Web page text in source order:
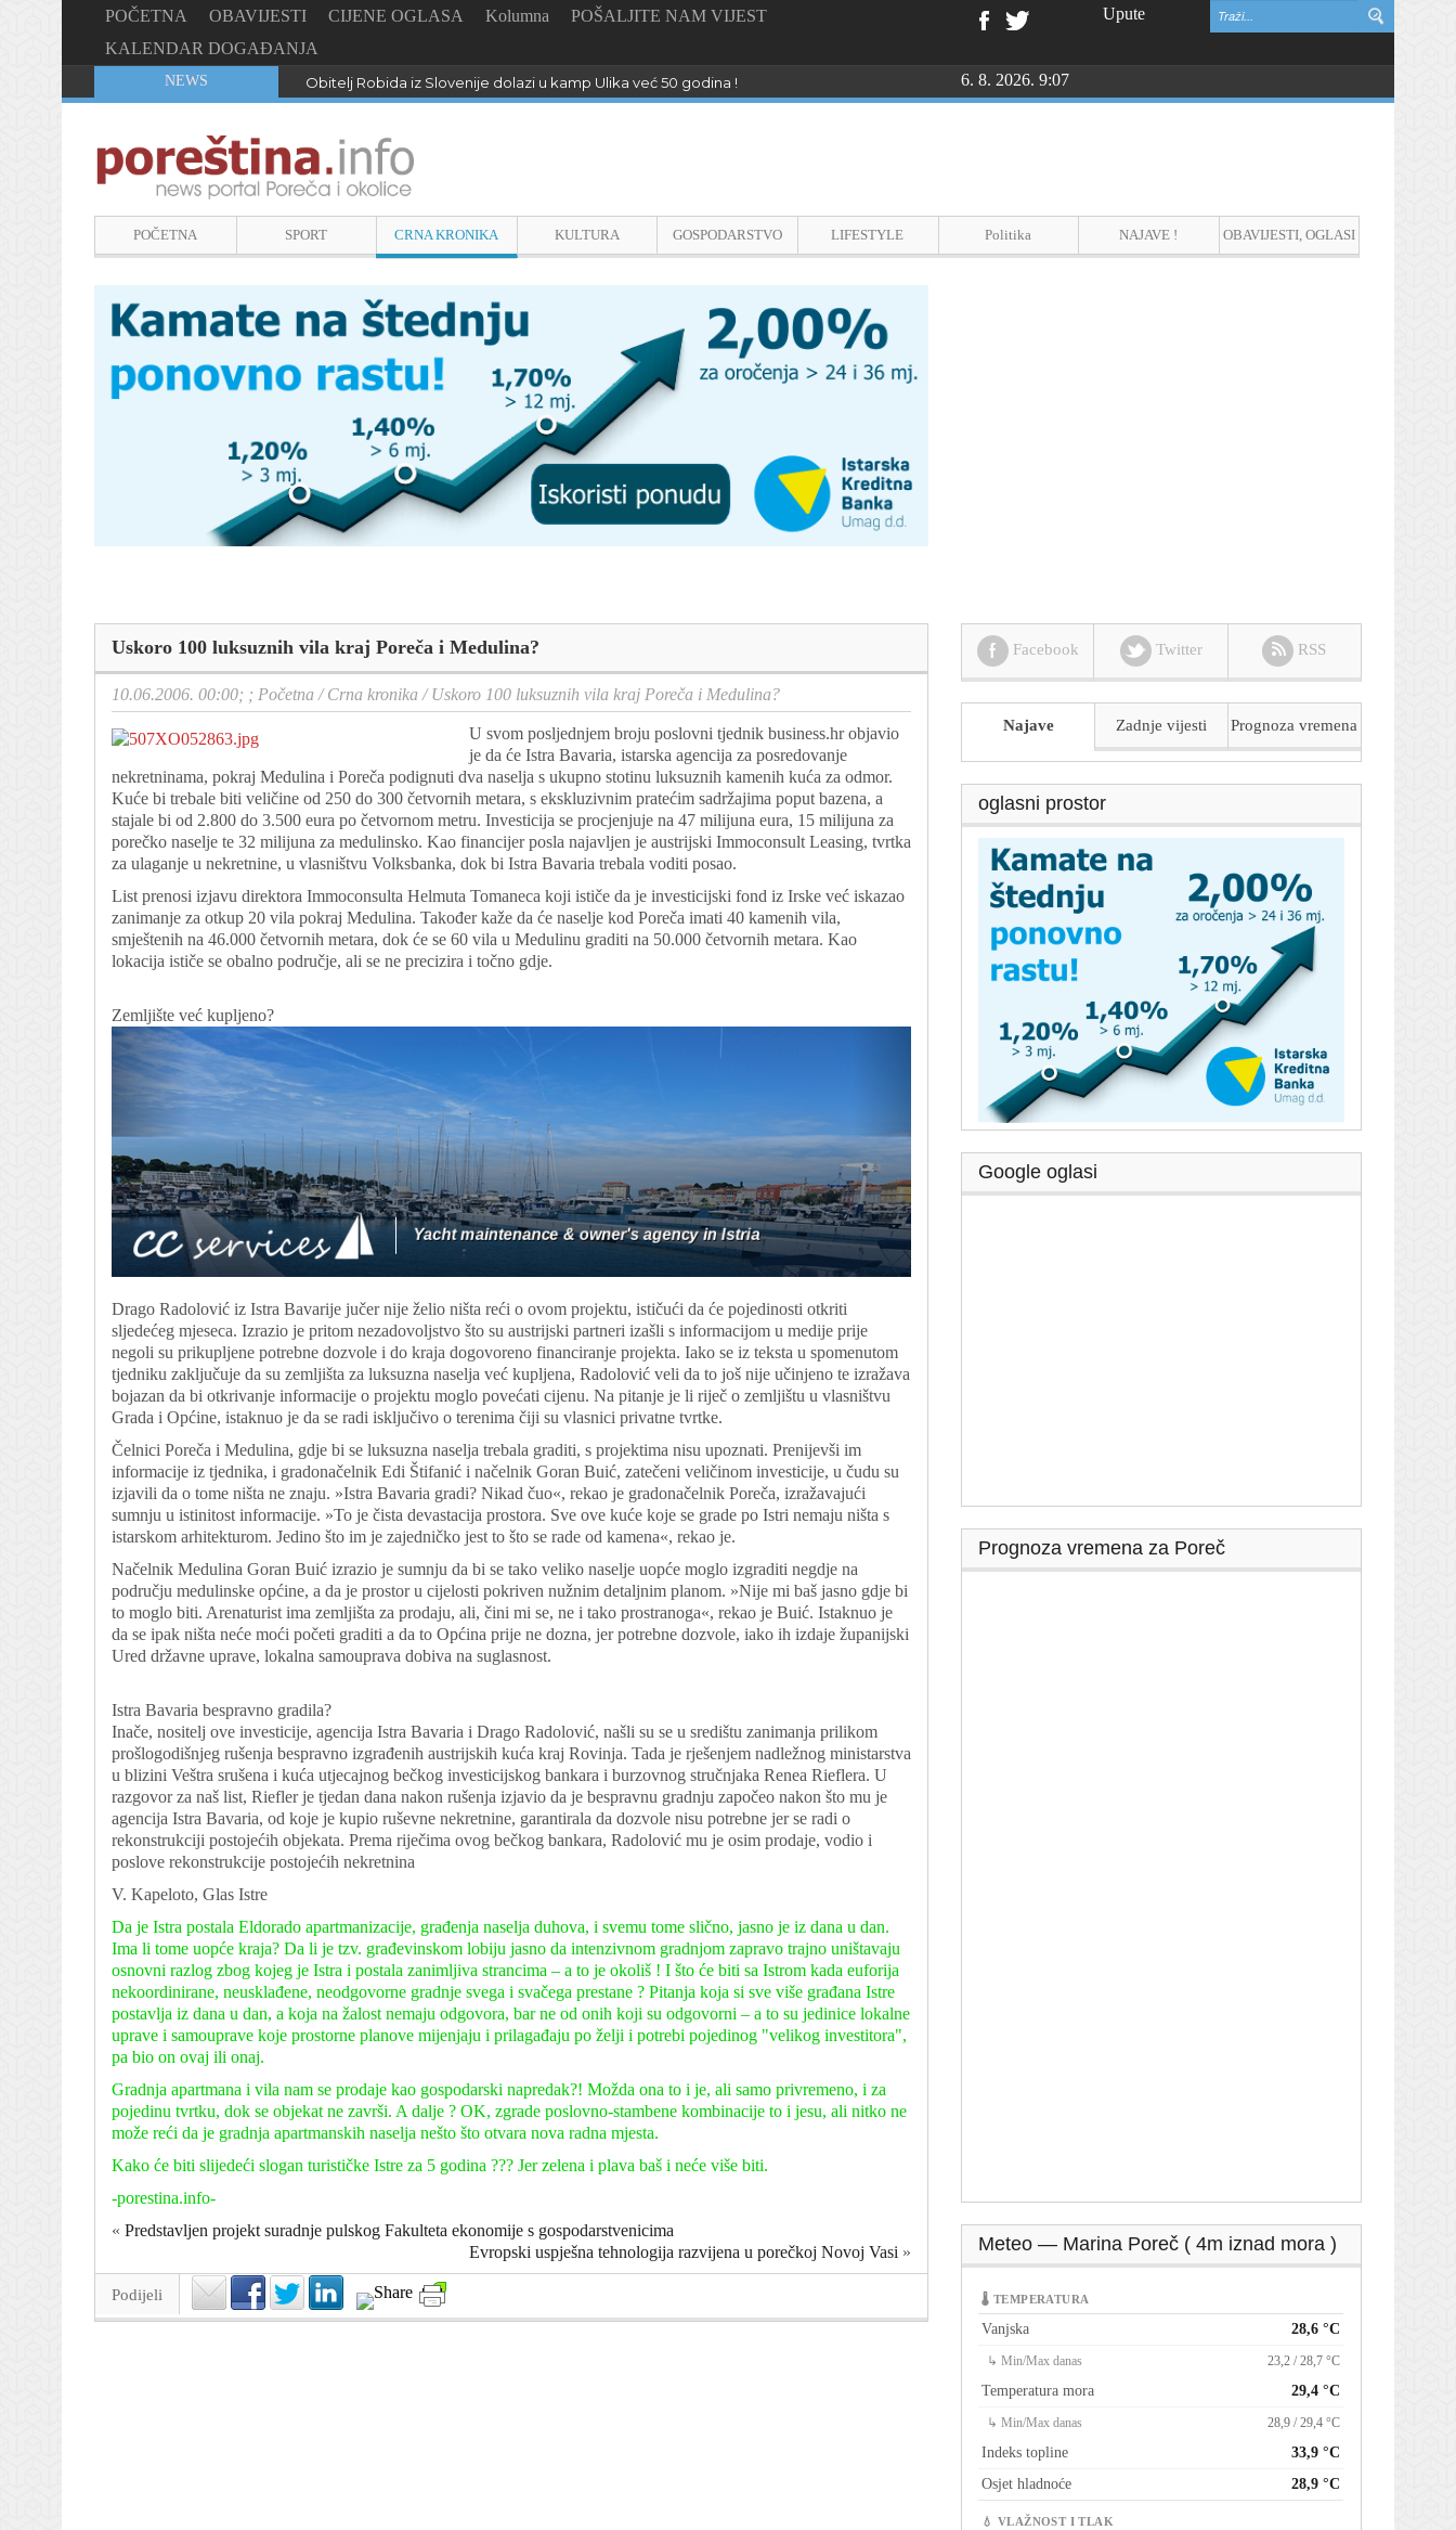
POČETNA OBAVIJESTI CIJENE OGLASA Kolumna
POŠALJITE NAM VIJEST
KALENDAR DOGAĐANJA
Upute
NEWS Obitelj Robida iz Slovenije dolazi u kamp Ulika već 50 godina ! 6. 8. 2026. 9:07
POČETNA SPORT CRNA KRONIKA KULTURA GOSPODARSTVO LIFESTYLE Politika NAJAVE ! OBAVIJESTI, OGLASI
Uskoro 100 luksuznih vila kraj Poreča i Medulina?
10.06.2006. 00:00; ; Početna /Crna kronika /Uskoro 100 luksuznih vila kraj Poreča i Medulina?
U svom posljednjem broju poslovni tjednik business.hr objavio
je da će Istra Bavaria, istarska agencija za posredovanje
nekretninama, pokraj Medulina i Poreča podignuti dva naselja s ukupno stotinu luksuznih kamenih kuća za odmor.
Kuće bi trebale biti veličine od 250 do 300 četvornih metara, s ekskluzivnim pratećim sadržajima poput bazena, a
stajale bi od 2.800 do 3.500 eura po četvornom metru. Investicija se procjenjuje na 47 milijuna eura, 15 milijuna za
porečko naselje te 32 milijuna za medulinsko. Kao financijer posla najavljen je austrijski Immoconsult Leasing, tvrtka
za ulaganje u nekretnine, u vlasništvu Volksbanka, dok bi Istra Bavaria trebala voditi posao.
List prenosi izjavu direktora Immoconsulta Helmuta Tomaneca koji ističe da je investicijski fond iz Irske već iskazao
zanimanje za otkup 20 vila pokraj Medulina. Također kaže da će naselje kod Poreča imati 40 kamenih vila,
smještenih na 46.000 četvornih metara, dok će se 60 vila u Medulinu graditi na 50.000 četvornih metara. Kao
lokacija ističe se obalno područje, ali se ne precizira i točno gdje.
Zemljište već kupljeno?
Drago Radolović iz Istra Bavarije jučer nije želio ništa reći o ovom projektu, ističući da će pojedinosti otkriti
sljedećeg mjeseca. Izrazio je pritom nezadovoljstvo što su austrijski partneri izašli s informacijom u medije prije
negoli su prikupljene potrebne dozvole i do kraja dogovoreno financiranje projekta. Iako se iz teksta u spomenutom
tjedniku zaključuje da su zemljišta za luksuzna naselja već kupljena, Radolović veli da to još nije učinjeno te izražava
bojazan da bi otkrivanje informacije o projektu moglo povećati cijenu. Na pitanje je li riječ o zemljištu u vlasništvu
Grada i Općine, istaknuo je da se radi isključivo o terenima čiji su vlasnici privatne tvrtke.
Čelnici Poreča i Medulina, gdje bi se luksuzna naselja trebala graditi, s projektima nisu upoznati. Prenijevši im
informacije iz tjednika, i gradonačelnik Edi Štifanić i načelnik Goran Buić, zatečeni veličinom investicije, u čudu su
izjavili da o tome ništa ne znaju. »Istra Bavaria gradi? Nikad čuo«, rekao je gradonačelnik Poreča, izražavajući
sumnju u istinitost informacije. »To je čista devastacija prostora. Sve ove kuće koje se grade po Istri nemaju ništa s
istarskom arhitekturom. Jedino što im je zajedničko jest to što se rade od kamena«, rekao je.
Načelnik Medulina Goran Buić izrazio je sumnju da bi se tako veliko naselje uopće moglo izgraditi negdje na
području medulinske općine, a da je prostor u cijelosti pokriven nužnim detaljnim planom. »Nije mi baš jasno gdje bi
to moglo biti. Arenaturist ima zemljišta za prodaju, ali, čini mi se, ne i tako prostranoga«, rekao je Buić. Istaknuo je
da se ipak ništa neće moći početi graditi a da to Općina prije ne dozna, jer potrebne dozvole, iako ih izdaje županijski
Ured državne uprave, lokalna samouprava dobiva na suglasnost.
Istra Bavaria bespravno gradila?
Inače, nositelj ove investicije, agencija Istra Bavaria i Drago Radolović, našli su se u središtu zanimanja prilikom
prošlogodišnjeg rušenja bespravno izgrađenih austrijskih kuća kraj Rovinja. Tada je rješenjem nadležnog ministarstva
u blizini Veštra srušena i kuća utjecajnog bečkog investicijskog bankara i burzovnog stručnjaka Renea Rieflera. U
razgovor za naš list, Riefler je tjedan dana nakon rušenja izjavio da je bespravnu gradnju započeo nakon što mu je
agencija Istra Bavaria, od koje je kupio ruševne nekretnine, garantirala da dozvole nisu potrebne jer se radi o
rekonstrukciji postojećih objekata. Prema riječima ovog bečkog bankara, Radolović mu je osim prodaje, vodio i
poslove rekonstrukcije postojećih nekretnina
V. Kapeloto, Glas Istre
Da je Istra postala Eldorado apartmanizacije, građenja naselja duhova, i svemu tome slično, jasno je iz dana u dan.
Ima li tome uopće kraja? Da li je tzv. građevinskom lobiju jasno da intenzivnom gradnjom zapravo trajno uništavaju
osnovni razlog zbog kojeg je Istra i postala zanimljiva strancima – a to je okoliš ! I što će biti sa Istrom kada euforija
nekoordinirane, neusklađene, neodgovorne gradnje svega i svačega prestane ? Pitanja koja si sve više građana Istre
postavlja iz dana u dan, a koja na žalost nemaju odgovora, bar ne od onih koji su odgovorni – a to su jedinice lokalne
uprave i samouprave koje prostorne planove mijenjaju i prilagađaju po želji i potrebi pojedinog "velikog investitora",
pa bio on ovaj ili onaj.
Gradnja apartmana i vila nam se prodaje kao gospodarski napredak?! Možda ona to i je, ali samo privremeno, i za
pojedinu tvrtku, dok se objekat ne završi. A dalje ? OK, zgrade poslovno-stambene kombinacije to i jesu, ali nitko ne
može reći da je gradnja apartmanskih naselja nešto što otvara nova radna mjesta.
Kako će biti slijedeći slogan turističke Istre za 5 godina ??? Jer zelena i plava baš i neće više biti.
-porestina.info-
« Predstavljen projekt suradnje pulskog Fakulteta ekonomije s gospodarstvenicima
Evropski uspješna tehnologija razvijena u porečkoj Novoj Vasi »
Podijeli
Facebook Twitter RSS
Najave Zadnje vijesti Prognoza vremena
oglasni prostor
Google oglasi
Prognoza vremena za Poreč
Meteo — Marina Poreč ( 4m iznad mora )
🌡 TEMPERATURA
Vanjska 28,6 °C
↳ Min/Max danas 23,2 / 28,7 °C
Temperatura mora 29,4 °C
↳ Min/Max danas 28,9 / 29,4 °C
Indeks topline
33,9 °C
Osjet hladnoće
28,9 °C
💧 VLAŽNOST I TLAK